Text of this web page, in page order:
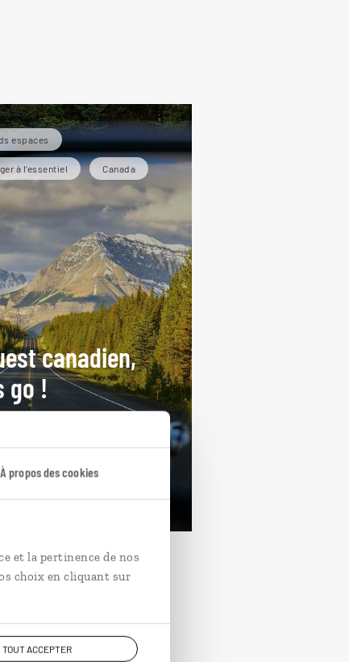
À propos des cookies
et la pertinence de nos
choix en cliquant sur
TOUT ACCEPTER
espaces
à l’essentiel Canada
canadien,
go !
/ 14 nuits
de 2650€